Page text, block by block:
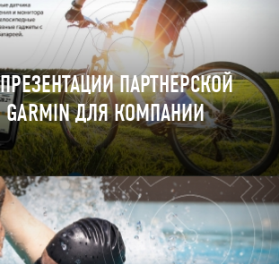
ПАРТНЕРСКОЙ
ДЛЯ КОМПАНИИ